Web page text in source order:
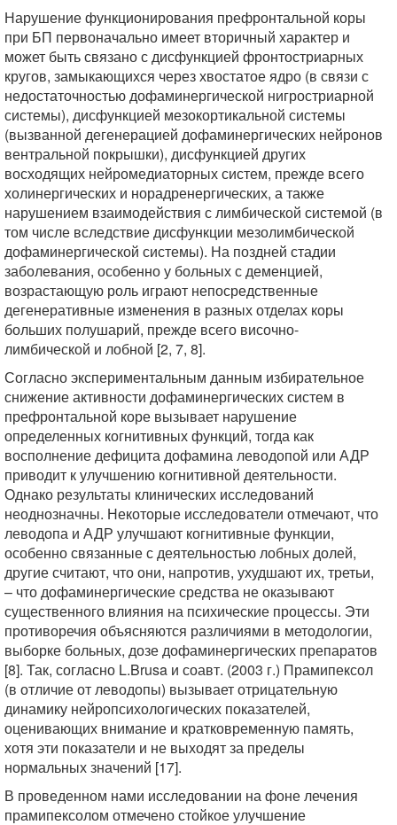
Нарушение функционирования префронтальной коры
при БП первоначально имеет вторичный характер и
может быть связано с дисфункцией фронтостриарных
кругов, замыкающихся через хвостатое ядро (в связи с
недостаточностью дофаминергической нигростриарной
системы), дисфункцией мезокортикальной системы
(вызванной дегенерацией дофаминергических нейронов
вентральной покрышки), дисфункцией других
восходящих нейромедиаторных систем, прежде всего
холинергических и норадренергических, а также
нарушением взаимодействия с лимбической системой (в
том числе вследствие дисфункции мезолимбической
дофаминергической системы). На поздней стадии
заболевания, особенно у больных с деменцией,
возрастающую роль играют непосредственные
дегенеративные изменения в разных отделах коры
больших полушарий, прежде всего височно-
лимбической и лобной [2, 7, 8].
Согласно экспериментальным данным избирательное
снижение активности дофаминергических систем в
префронтальной коре вызывает нарушение
определенных когнитивных функций, тогда как
восполнение дефицита дофамина леводопой или АДР
приводит к улучшению когнитивной деятельности.
Однако результаты клинических исследований
неоднозначны. Некоторые исследователи отмечают, что
леводопа и АДР улучшают когнитивные функции,
особенно связанные с деятельностью лобных долей,
другие считают, что они, напротив, ухудшают их, третьи,
– что дофаминергические средства не оказывают
существенного влияния на психические процессы. Эти
противоречия объясняются различиями в методологии,
выборке больных, дозе дофаминергических препаратов
[8]. Так, согласно L.Brusa и соавт. (2003 г.) Прамипексол
(в отличие от леводопы) вызывает отрицательную
динамику нейропсихологических показателей,
оценивающих внимание и кратковременную память,
хотя эти показатели и не выходят за пределы
нормальных значений [17].
В проведенном нами исследовании на фоне лечения
прамипексолом отмечено стойкое улучшение